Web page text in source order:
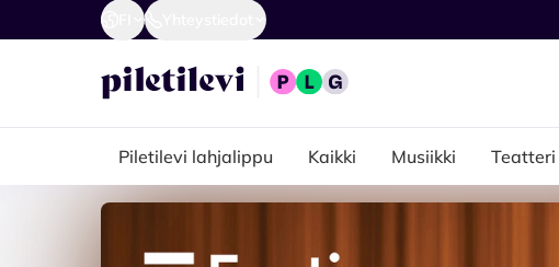
Piletilevi lahjalippu Kaikki Musiikki Teatteri